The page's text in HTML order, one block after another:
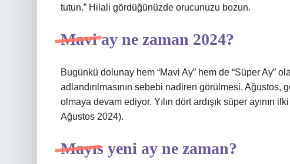
tutun.” Hilali gördüğünüzde orucunuzu bozun.
Mavi ay ne zaman 2024?
Bugünkü dolunay hem “Mavi Ay” hem de “Süper Ay”
adlandırılmasının sebebi nadiren görülmesi.
olmaya devam ediyor. Yılın dört ardışık süper
Ağustos 2024).
Mayıs yeni ay ne zaman?